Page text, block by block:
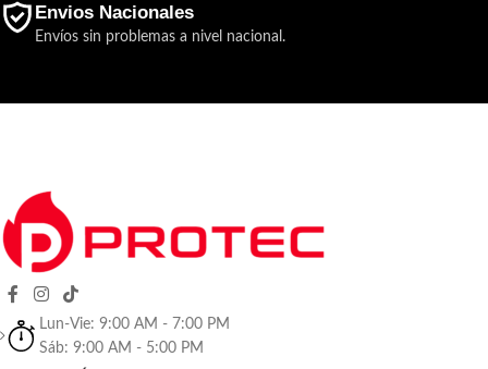
Envios Nacionales
Envíos sin problemas a nivel nacional.
Lun-Vie: 9:00 AM - 7:00 PM
Sáb: 9:00 AM - 5:00 PM